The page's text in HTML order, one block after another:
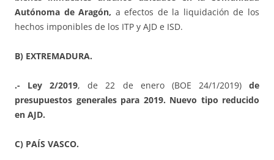
Autónoma de Aragón, a efectos de la liquidación de los
hechos imponibles de los ITP y AJD e ISD.
B) EXTREMADURA.
.- Ley 2/2019, de 22 de enero (BOE 24/1/2019)de
presupuestos generales para 2019. Nuevo tipo reducido
en AJD.
C) PAÍS VASCO.